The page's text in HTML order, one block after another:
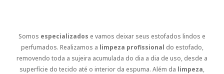
Somos especializados e vamos deixar seus estofados lindos e
perfumados. Realizamos a limpeza profissional do estofado,
removendo toda a sujeira acumulada do dia a dia de uso, desde a
superfície do tecido até o interior da espuma. Além da limpeza,